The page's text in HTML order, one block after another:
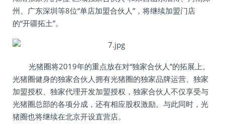
州、广东深圳等8位“单店加盟合伙人”，将继续加盟门店
的“开疆拓土”。
光猪圈将2019年的重点放在对“独家合伙人”的拓展上。
光猪圈健身的独家合伙人拥有光猪圈的独家品牌运营、独家
加盟授权、独家代理开发加盟授权，独家合伙人不仅享受与
光猪圈总部的各项分成，还有相应股权激励。与此同时，光
猪圈也将继续在北京开设直营店。